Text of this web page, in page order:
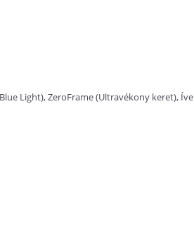
Light), ZeroFrame (Ultravékony keret),